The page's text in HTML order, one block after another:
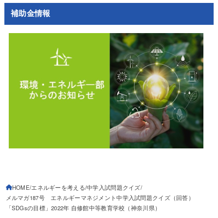
補助金情報
HOME エネルギーを考える 中学入試問題クイズ
メルマガ187号 エネルギーマネジメント中学入試問題クイズ（回答）
「SDGsの目標」2022年 自修館中等教育学校（神奈川県）